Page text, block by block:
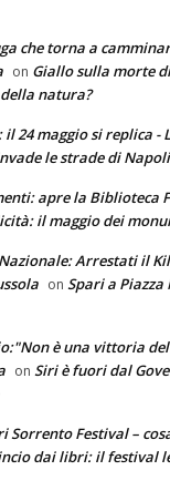
che torna a
on Giallo sulla morte
natura?
24 maggio si replica -
le strade di Napoli
apre la Biblioteca
il maggio dei
Arrestati il
on Spari a
è una vittoria
on Siri è fuori dal
Festival –
dai libri: il festival